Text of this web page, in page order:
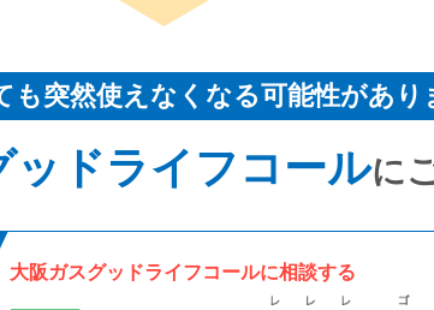
も突然使えなくなる可能性があり
ッドライフコールに
大阪ガスグッドライフコールに相談する